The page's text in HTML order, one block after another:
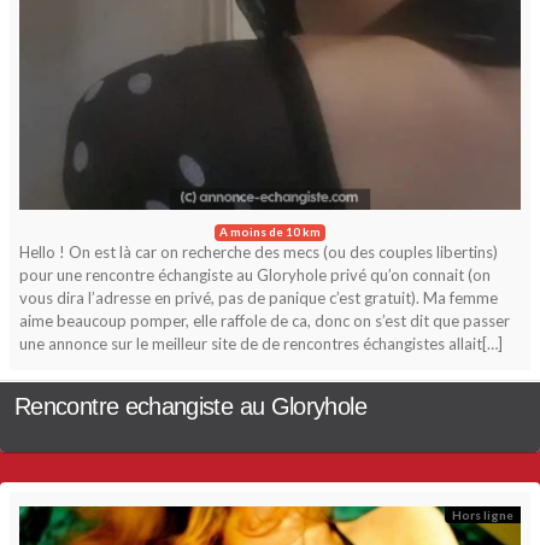
A moins de 10 km
Hello ! On est là car on recherche des mecs (ou des couples libertins)
pour une rencontre échangiste au Gloryhole privé qu’on connait (on
vous dira l’adresse en privé, pas de panique c’est gratuit). Ma femme
aime beaucoup pomper, elle raffole de ca, donc on s’est dit que passer
une annonce sur le meilleur site de de rencontres échangistes allait[…]
Rencontre echangiste au Gloryhole
Hors ligne